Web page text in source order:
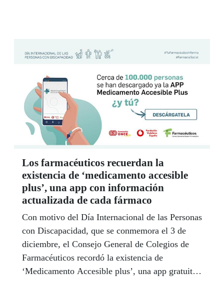
Los farmacéuticos recuerdan la
existencia de ‘medicamento accesible
plus’, una app con información
actualizada de cada fármaco
Con motivo del Día Internacional de las Personas
con Discapacidad, que se conmemora el 3 de
diciembre, el Consejo General de Colegios de
Farmacéuticos recordó la existencia de
‘Medicamento Accesible plus’, una app gratuita